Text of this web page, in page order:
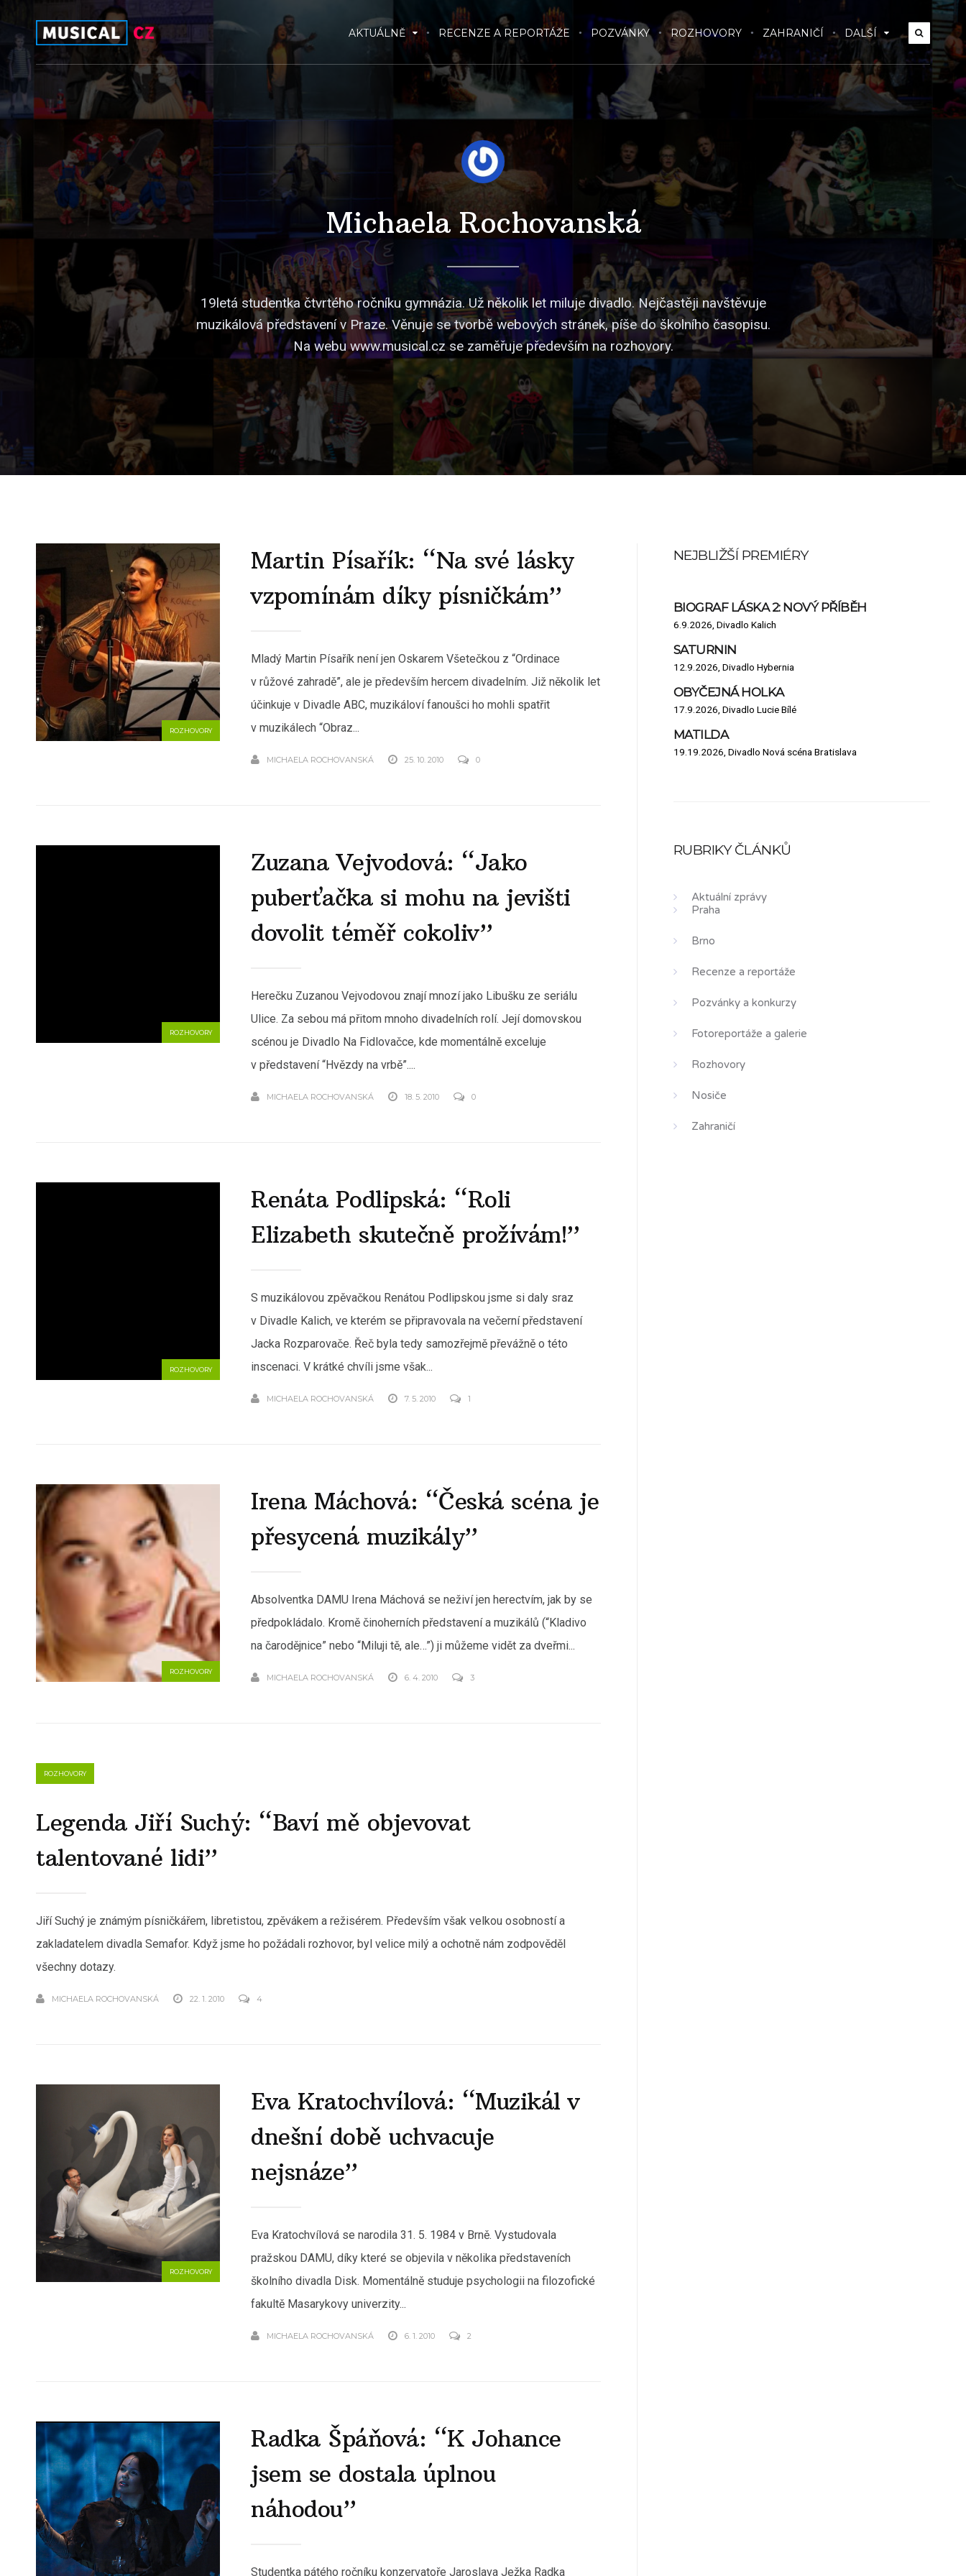
AKTUÁLNĚ RECENZE A REPORTÁŽE POZVÁNKY ROZHOVORY ZAHRANIČÍ DALŠÍ
Michaela Rochovanská
19letá studentka čtvrtého ročníku gymnázia. Už několik let miluje divadlo. Nejčastěji navštěvuje
muzikálová představení v Praze. Věnuje se tvorbě webových stránek, píše do školního časopisu.
Na webu www.musical.cz se zaměřuje především na rozhovory.
ROZHOVORY
Martin Písařík: “Na své lásky
vzpomínám díky písničkám”
Mladý Martin Písařík není jen Oskarem Všetečkou z “Ordinace
v růžové zahradě”, ale je především hercem divadelním. Již několik let
účinkuje v Divadle ABC, muzikáloví fanoušci ho mohli spatřit
v muzikálech “Obraz...
MICHAELA ROCHOVANSKÁ 25. 10. 2010 0
ROZHOVORY
Zuzana Vejvodová: “Jako
puberťačka si mohu na jevišti
dovolit téměř cokoliv”
Herečku Zuzanou Vejvodovou znají mnozí jako Libušku ze seriálu
Ulice. Za sebou má přitom mnoho divadelních rolí. Její domovskou
scénou je Divadlo Na Fidlovačce, kde momentálně exceluje
v představení “Hvězdy na vrbě”....
MICHAELA ROCHOVANSKÁ 18. 5. 2010 0
ROZHOVORY
Renáta Podlipská: “Roli
Elizabeth skutečně prožívám!”
S muzikálovou zpěvačkou Renátou Podlipskou jsme si daly sraz
v Divadle Kalich, ve kterém se připravovala na večerní představení
Jacka Rozparovače. Řeč byla tedy samozřejmě převážně o této
inscenaci. V krátké chvíli jsme však...
MICHAELA ROCHOVANSKÁ 7. 5. 2010 1
ROZHOVORY
Irena Máchová: “Česká scéna je
přesycená muzikály”
Absolventka DAMU Irena Máchová se neživí jen herectvím, jak by se
předpokládalo. Kromě činoherních představení a muzikálů (“Kladivo
na čarodějnice” nebo “Miluji tě, ale…”) ji můžeme vidět za dveřmi...
MICHAELA ROCHOVANSKÁ 6. 4. 2010 3
ROZHOVORY
Legenda Jiří Suchý: “Baví mě objevovat
talentované lidi”
Jiří Suchý je známým písničkářem, libretistou, zpěvákem a režisérem. Především však velkou osobností a
zakladatelem divadla Semafor. Když jsme ho požádali rozhovor, byl velice milý a ochotně nám zodpověděl
všechny dotazy.
MICHAELA ROCHOVANSKÁ 22. 1. 2010 4
ROZHOVORY
Eva Kratochvílová: “Muzikál v
dnešní době uchvacuje
nejsnáze”
Eva Kratochvílová se narodila 31. 5. 1984 v Brně. Vystudovala
pražskou DAMU, díky které se objevila v několika představeních
školního divadla Disk. Momentálně studuje psychologii na filozofické
fakultě Masarykovy univerzity...
MICHAELA ROCHOVANSKÁ 6. 1. 2010 2
Radka Špáňová: “K Johance
jsem se dostala úplnou
náhodou”
Studentka pátého ročníku konzervatoře Jaroslava Ježka Radka
NEJBLIŽŠÍ PREMIÉRY
BIOGRAF LÁSKA 2: NOVÝ PŘÍBĚH
6.9.2026, Divadlo Kalich
SATURNIN
12.9.2026, Divadlo Hybernia
OBYČEJNÁ HOLKA
17.9.2026, Divadlo Lucie Bílé
MATILDA
19.19.2026, Divadlo Nová scéna Bratislava
RUBRIKY ČLÁNKŮ
Aktuální zprávy
Praha
Brno
Recenze a reportáže
Pozvánky a konkurzy
Fotoreportáže a galerie
Rozhovory
Nosiče
Zahraničí